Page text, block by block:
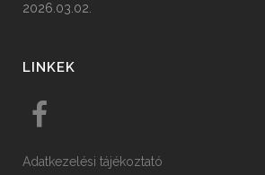
2026.03.02.
LINKEK
Adatkezelési tájékoztató